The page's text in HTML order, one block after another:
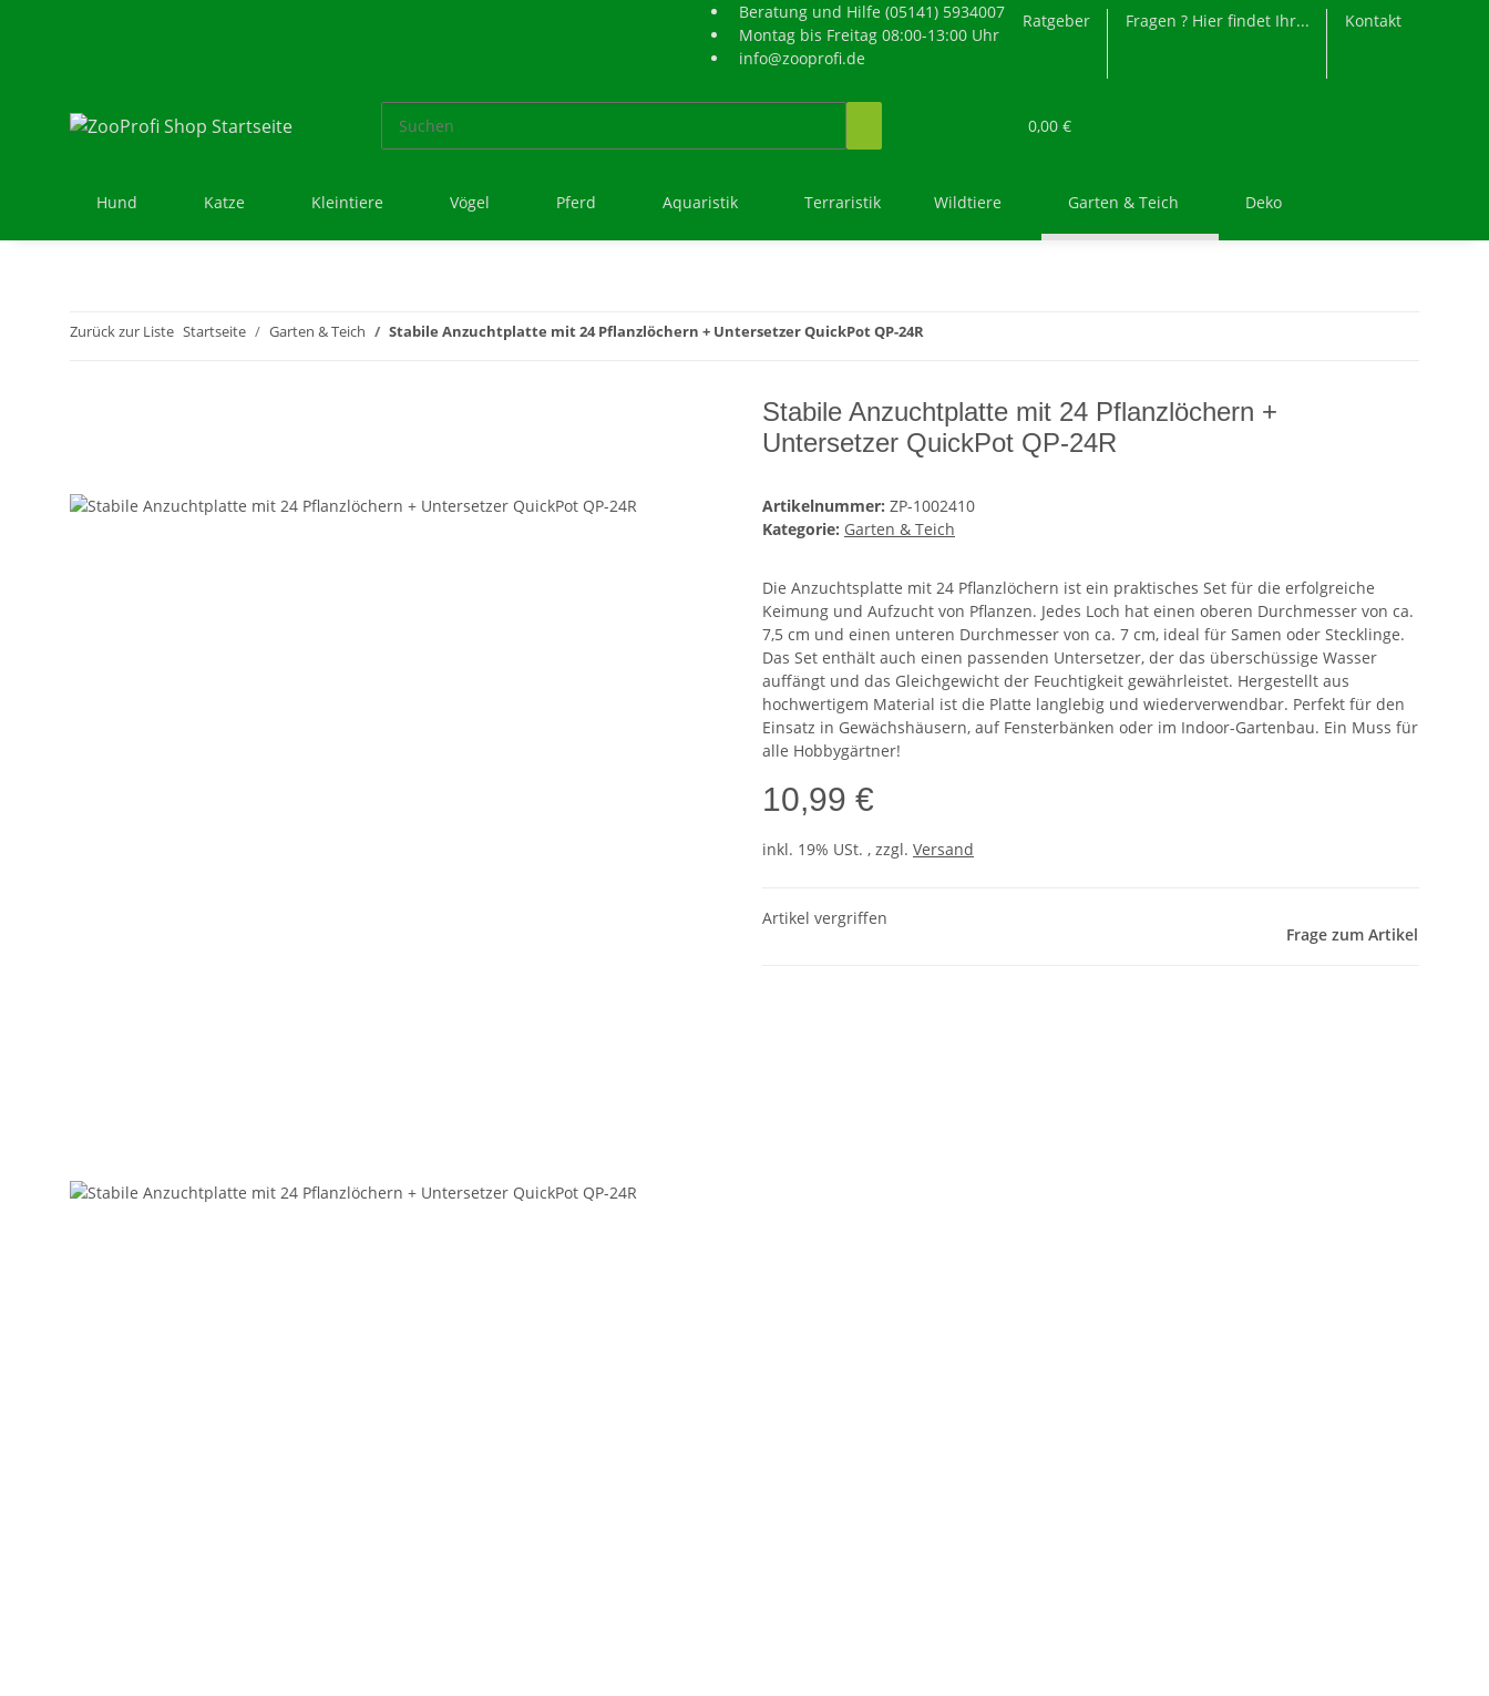
Ratgeber Fragen ? Hier findet Ihr... Kontakt
Beratung und Hilfe (05141) 5934007
Montag bis Freitag 08:00-13:00 Uhr
info@zooprofi.de
0,00 €
Hund Katze Kleintiere Vögel Pferd Aquaristik Terraristik Wildtiere Garten & Teich Deko
Zurück zur Liste Startseite Garten & Teich Stabile Anzuchtplatte mit 24 Pflanzlöchern + Untersetzer QuickPot QP-24R
Stabile Anzuchtplatte mit 24 Pflanzlöchern +
Untersetzer QuickPot QP-24R
Artikelnummer: ZP-1002410
Kategorie: Garten & Teich
Die Anzuchtsplatte mit 24 Pflanzlöchern ist ein praktisches Set für die erfolgreiche
Keimung und Aufzucht von Pflanzen. Jedes Loch hat einen oberen Durchmesser von ca.
7,5 cm und einen unteren Durchmesser von ca. 7 cm, ideal für Samen oder Stecklinge.
Das Set enthält auch einen passenden Untersetzer, der das überschüssige Wasser
auffängt und das Gleichgewicht der Feuchtigkeit gewährleistet. Hergestellt aus
hochwertigem Material ist die Platte langlebig und wiederverwendbar. Perfekt für den
Einsatz in Gewächshäusern, auf Fensterbänken oder im Indoor-Gartenbau. Ein Muss für
alle Hobbygärtner!
10,99 €
inkl. 19% USt. , zzgl. Versand
Artikel vergriffen
Frage zum Artikel